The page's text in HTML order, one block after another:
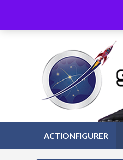
innehåll
ACTIONFIGURER